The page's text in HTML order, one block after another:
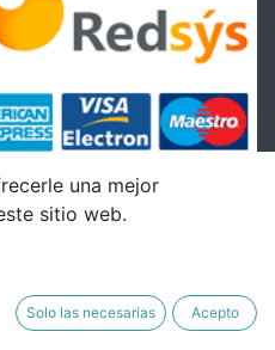
una mejor
sitio web.
Solo las necesarias Acepto